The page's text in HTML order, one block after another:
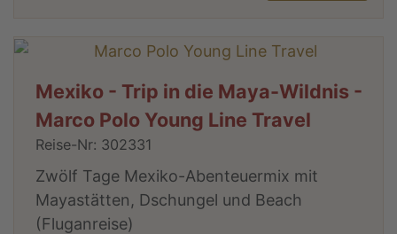
Mexiko - Trip in die Maya-Wildnis -
Marco Polo Young Line Travel
Reise-Nr: 302331
Zwölf Tage Mexiko-Abenteuermix mit
Mayastätten, Dschungel und Beach
(Fluganreise)